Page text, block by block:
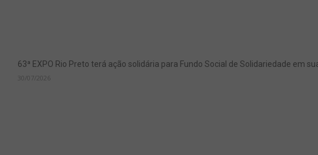
63ª EXPO Rio Preto terá ação solidária para Fundo Social de Solidariedade em
30/07/2026